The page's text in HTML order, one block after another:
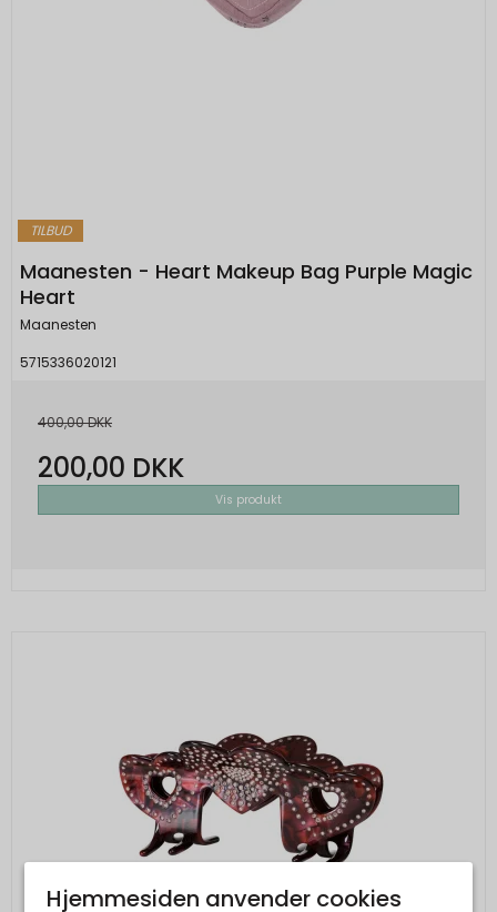
TILBUD
Maanesten - Heart Makeup Bag Purple Magic
Heart
Maanesten
5715336020121
400,00 DKK
200,00 DKK
Vis produkt
Hjemmesiden anvender cookies